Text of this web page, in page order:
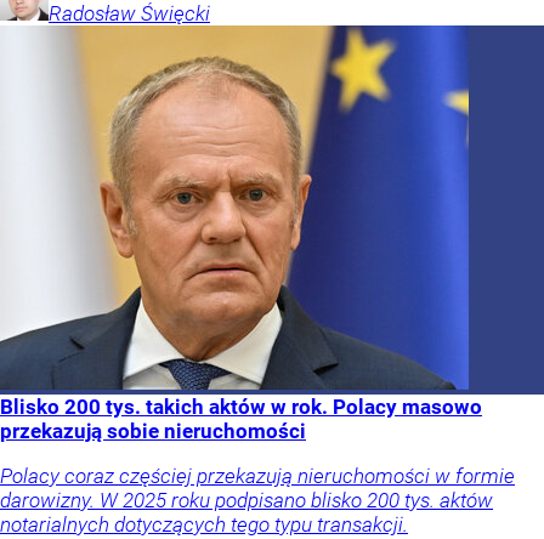
Radosław Święcki
Blisko 200 tys. takich aktów w rok. Polacy masowo
przekazują sobie nieruchomości
Polacy coraz częściej przekazują nieruchomości w formie
darowizny. W 2025 roku podpisano blisko 200 tys. aktów
notarialnych dotyczących tego typu transakcji.